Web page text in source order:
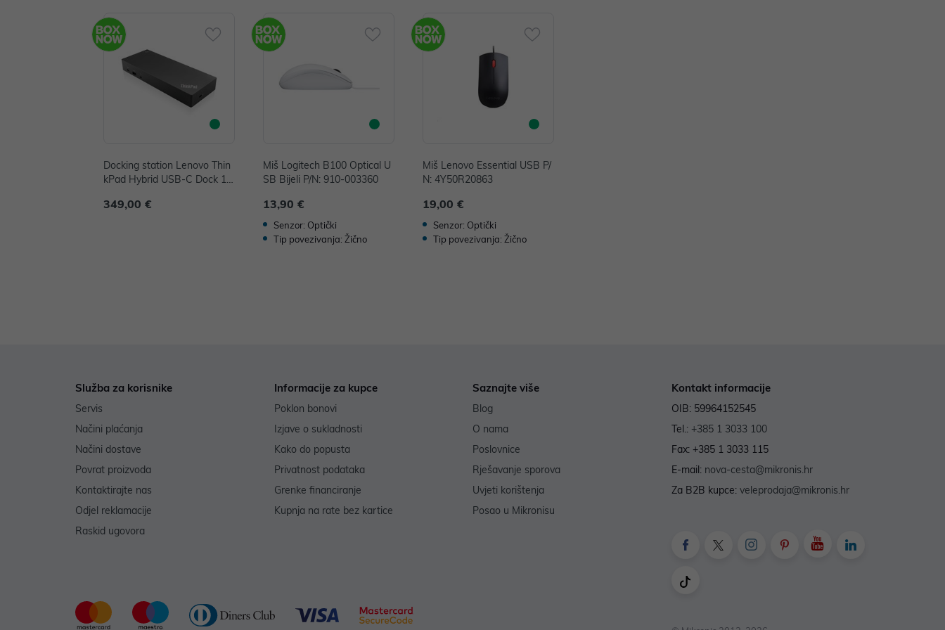
Docking station Lenovo Thin
kPad Hybrid USB-C Dock 13
349,00 €
Miš Logitech B100 Optical U
SB Bijeli P/N: 910-003360
13,90 €
Senzor: Optički
Tip povezivanja: Žično
Miš Lenovo Essential USB P/
N: 4Y50R20863
19,00 €
Senzor: Optički
Tip povezivanja: Žično
Služba za korisnike
Servis
Načini plaćanja
Načini dostave
Povrat proizvoda
Kontaktirajte nas
Odjel reklamacije
Raskid ugovora
Informacije za kupce
Poklon bonovi
Izjave o sukladnosti
Kako do popusta
Privatnost podataka
Grenke financiranje
Kupnja na rate bez kartice
Saznajte više
Blog
O nama
Poslovnice
Rješavanje sporova
Uvjeti korištenja
Posao u Mikronisu
Kontakt informacije
OIB: 59964152545
Tel.: +385 1 3033 100
Fax: +385 1 3033 115
E-mail: nova-cesta@mikronis.hr
Za B2B kupce: veleprodaja@mikronis.hr